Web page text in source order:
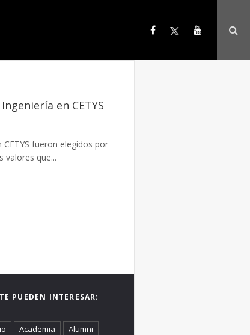
en CETYS
fueron elegidos por
valores que...
PUEDEN INTERESAR:
Academia
Alumni